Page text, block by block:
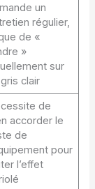
un
régulier,
de «
»
sur
clair
de
accorder le
de
pour
l’effet